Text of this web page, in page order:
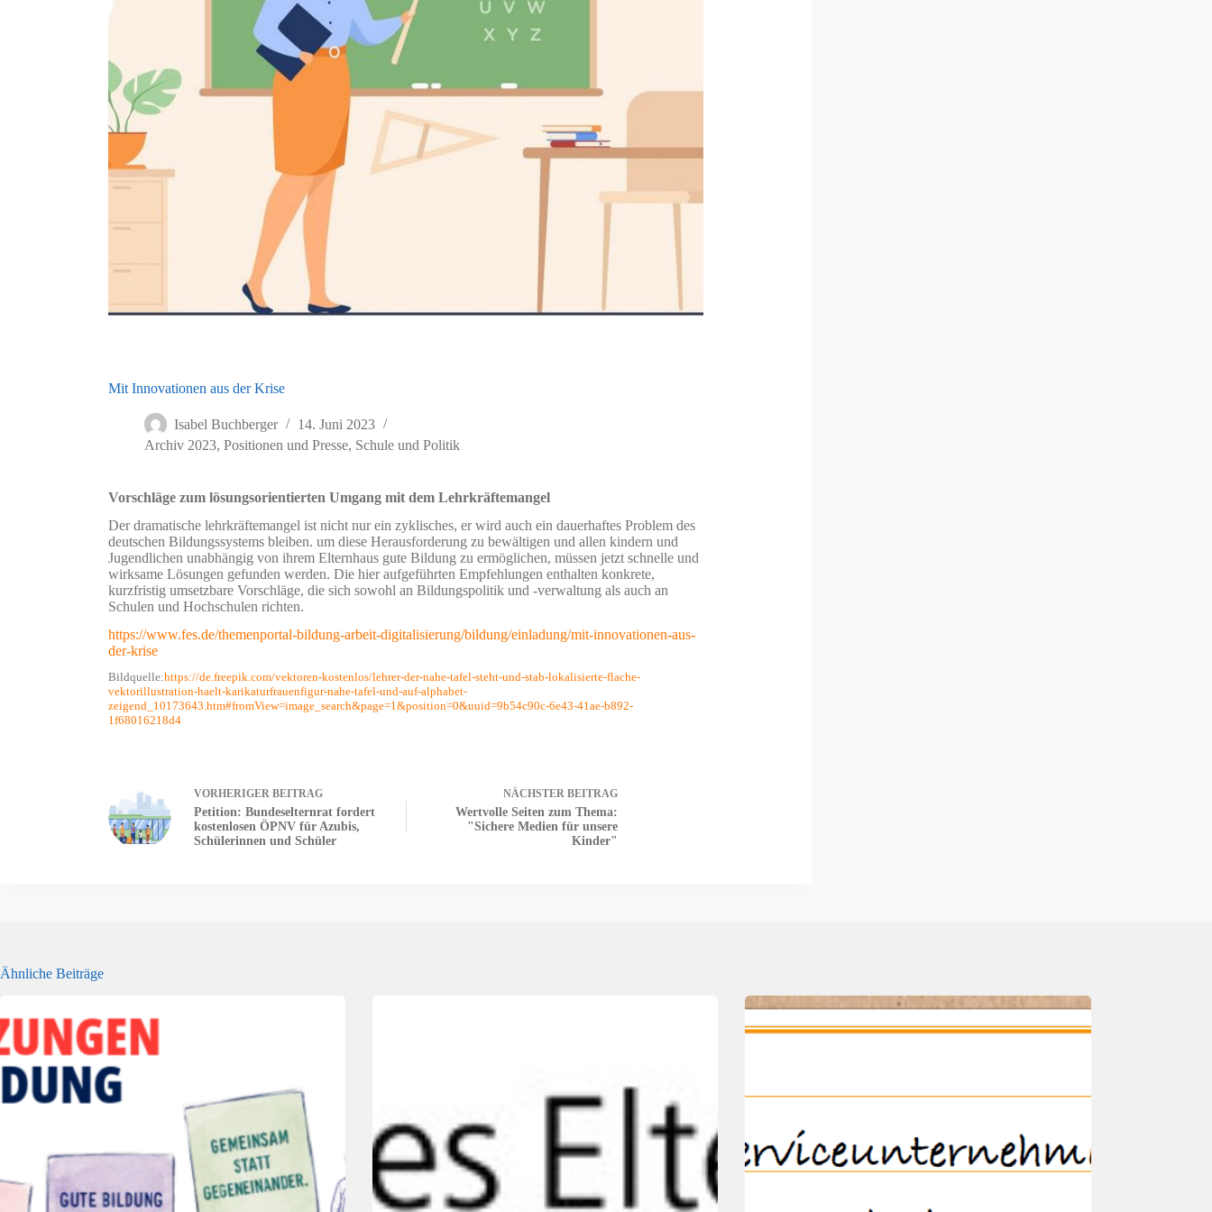
Mit Innovationen aus der Krise
Isabel Buchberger
14. Juni 2023
Archiv 2023, Positionen und Presse, Schule und Politik
Vorschläge zum lösungsorientierten Umgang mit dem Lehrkräftemangel
Der dramatische lehrkräftemangel ist nicht nur ein zyklisches, er wird auch ein dauerhaftes Problem des
deutschen Bildungssystems bleiben. um diese Herausforderung zu bewältigen und allen kindern und
Jugendlichen unabhängig von ihrem Elternhaus gute Bildung zu ermöglichen, müssen jetzt schnelle und
wirksame Lösungen gefunden werden. Die hier aufgeführten Empfehlungen enthalten konkrete,
kurzfristig umsetzbare Vorschläge, die sich sowohl an Bildungspolitik und -verwaltung als auch an
Schulen und Hochschulen richten.
https://www.fes.de/themenportal-bildung-arbeit-digitalisierung/bildung/einladung/mit-innovationen-aus-
der-krise
Bildquelle:https://de.freepik.com/vektoren-kostenlos/lehrer-der-nahe-tafel-steht-und-stab-lokalisierte-flache-
vektorillustration-haelt-karikaturfrauenfigur-nahe-tafel-und-auf-alphabet-
zeigend_10173643.htm#fromView=image_search&page=1&position=0&uuid=9b54c90c-6e43-41ae-b892-
1f68016218d4
VORHERIGER BEITRAG
Petition: Bundeselternrat fordert
kostenlosen ÖPNV für Azubis,
Schülerinnen und Schüler
NÄCHSTER BEITRAG
Wertvolle Seiten zum Thema:
"Sichere Medien für unsere
Kinder"
Ähnliche Beiträge